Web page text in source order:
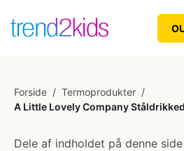
Forside / Termoprodukter /
A Little Lovely Company
Dele af indholdet på denne